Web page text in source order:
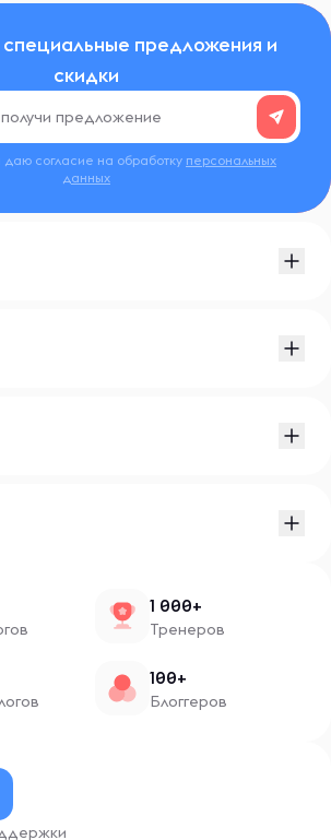
предложения и
скидки
даю согласие на обработку персональных
данных
1 000+
Тренеров
100+
Блоггеров